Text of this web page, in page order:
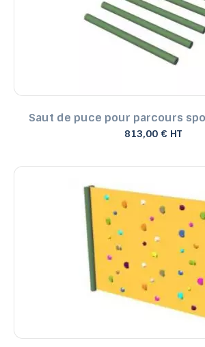
Saut de puce pour parcours
813,00 € HT